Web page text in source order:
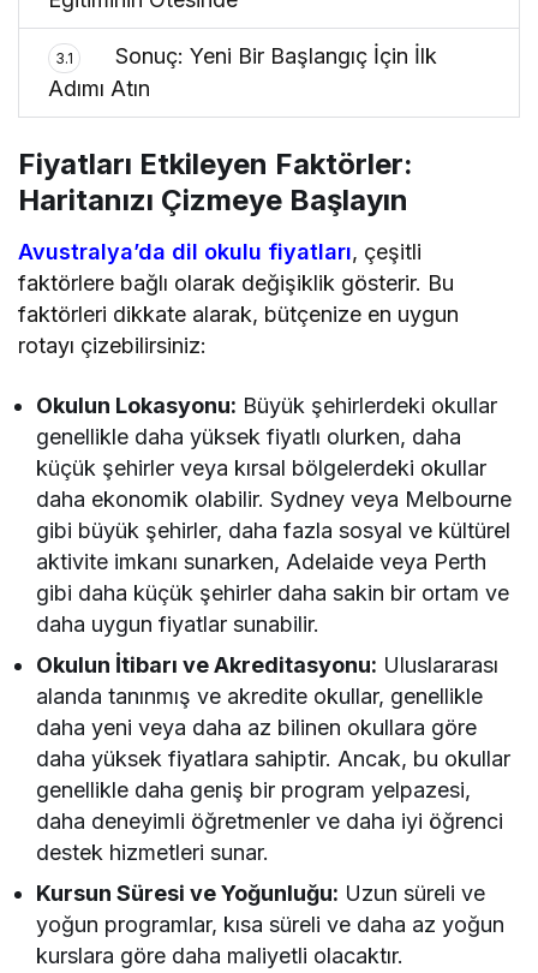
3.1
Sonuç: Yeni Bir Başlangıç İçin İlk
Adımı Atın
Fiyatları Etkileyen Faktörler:
Haritanızı Çizmeye Başlayın
Avustralya’da dil okulu fiyatları, çeşitli
faktörlere bağlı olarak değişiklik gösterir. Bu
faktörleri dikkate alarak, bütçenize en uygun
rotayı çizebilirsiniz:
Okulun Lokasyonu: Büyük şehirlerdeki okullar
genellikle daha yüksek fiyatlı olurken, daha
küçük şehirler veya kırsal bölgelerdeki okullar
daha ekonomik olabilir. Sydney veya Melbourne
gibi büyük şehirler, daha fazla sosyal ve kültürel
aktivite imkanı sunarken, Adelaide veya Perth
gibi daha küçük şehirler daha sakin bir ortam ve
daha uygun fiyatlar sunabilir.
Okulun İtibarı ve Akreditasyonu: Uluslararası
alanda tanınmış ve akredite okullar, genellikle
daha yeni veya daha az bilinen okullara göre
daha yüksek fiyatlara sahiptir. Ancak, bu okullar
genellikle daha geniş bir program yelpazesi,
daha deneyimli öğretmenler ve daha iyi öğrenci
destek hizmetleri sunar.
Kursun Süresi ve Yoğunluğu: Uzun süreli ve
yoğun programlar, kısa süreli ve daha az yoğun
kurslara göre daha maliyetli olacaktır.